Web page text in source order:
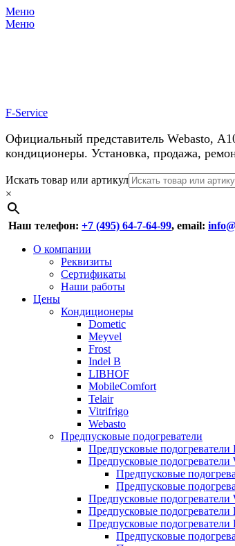
Меню
Меню
F-Service
Официальный представитель Webasto,
кондиционеры. Установка, продажа,
Header
Right
Menu
Перейти
к
содержимому
Искать товар или артикул
×
Наш телефон: +7 (495) 64-7-64-99, email:
Основное
Перейти
содержимому
О компании
Реквизиты
Сертификаты
Наши работы
Цены
Кондиционеры
Dometic
Meyvel
Frost
Indel B
LIBHOF
MobileComfort
Telair
Vitrifrigo
Webasto
Предпусковые подогреватели
Предпусковые подогреватели
Предпусковые подогреватели
Предпусковые
Предпусковые
Предпусковые подогреватели
Предпусковые подогреватели
Предпусковые подогреватели
Предпусковые